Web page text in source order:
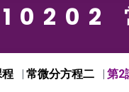
10202
常微分方程二 第2